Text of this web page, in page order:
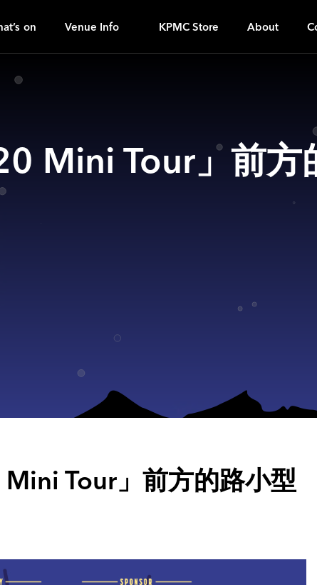
on Venue Info KPMC Store About
Mini Tour」前方
Tour」前方的路小型